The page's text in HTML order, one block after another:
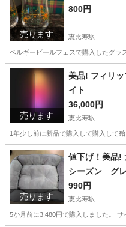
売ります
800円
恵比寿駅
ベルギービールフェスで購入したグラ
東京 渋谷区 恵比寿駅
売ります
美品! フィリ
イト
36,000円
恵比寿駅
1年少し前に新品で購入して購入して
東京 渋谷区 恵比寿駅 プ
売ります
値下げ！美品!
シーズン グ
990円
恵比寿駅
5か月前に3,480円で購入しました。